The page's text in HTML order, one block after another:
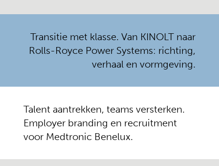
Transitie met klasse. Van KINOLT naar
Rolls-Royce Power Systems: richting,
verhaal en vormgeving.
Talent aantrekken, teams versterken.
Employer branding en recruitment
voor Medtronic Benelux.